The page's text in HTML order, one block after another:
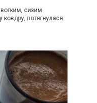
сизим
ковдру, потягнулася